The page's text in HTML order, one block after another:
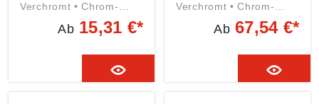
Verchromt • Chrom-
Vanadium-Stahl • Exakt
verzahnter
mit 72 Zähnen •
Rückstellwinkel von 5° •
Maulstellung 15°
Ab 15,31 €*
Verchromt • Chrom-
Vanadium-Stahl • Exakt
verzahnter
mit 72 Zähnen •
Rückstellwinkel von 5° •
Maulstellung 15°
Ab67,54 €*